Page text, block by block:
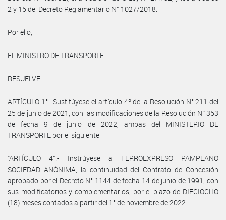
2 y 15 del Decreto Reglamentario N° 1027/2018.
Por ello,
EL MINISTRO DE TRANSPORTE
RESUELVE:
ARTÍCULO 1°.- Sustitúyese el artículo 4º de la Resolución N° 211 del
25 de junio de 2021, con las modificaciones de la Resolución N° 353
de fecha 9 de junio de 2022, ambas del MINISTERIO DE
TRANSPORTE por el siguiente:
“ARTÍCULO 4°.- Instrúyese a FERROEXPRESO PAMPEANO
SOCIEDAD ANÓNIMA, la continuidad del Contrato de Concesión
aprobado por el Decreto N° 1144 de fecha 14 de junio de 1991, con
sus modificatorios y complementarios, por el plazo de DIECIOCHO
(18) meses contados a partir del 1° de noviembre de 2022.